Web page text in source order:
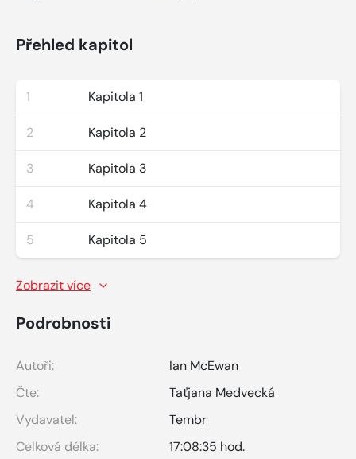
Přehled kapitol
1 Kapitola 1
2 Kapitola 2
3 Kapitola 3
4 Kapitola 4
5 Kapitola 5
Zobrazit více
Podrobnosti
Autoři:
Ian McEwan
Čte:
Taťjana Medvecká
Vydavatel:
Tembr
Celková délka:
17:08:35 hod.